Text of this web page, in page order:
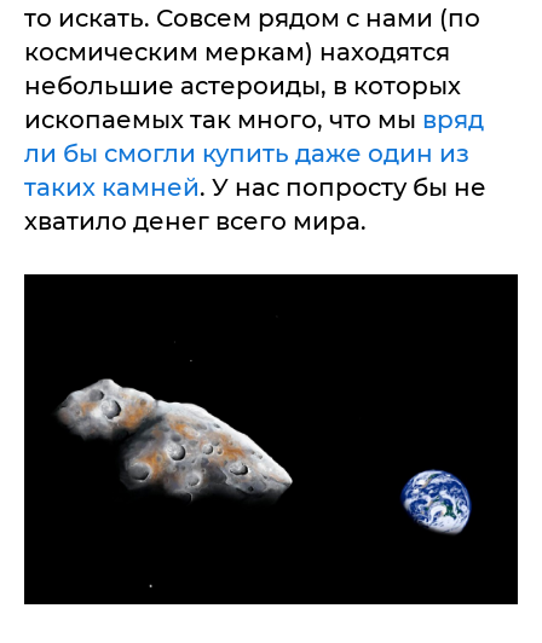
то искать. Совсем рядом с нами (по
космическим меркам) находятся
небольшие астероиды, в которых
ископаемых так много, что мы вряд
ли бы смогли купить даже один из
таких камней. У нас попросту бы не
хватило денег всего мира.